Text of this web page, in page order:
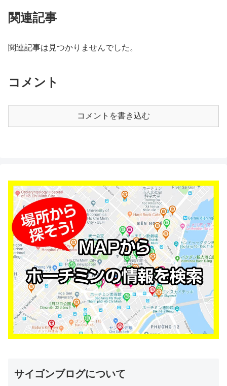
関連記事
関連記事は見つかりませんでした。
コメント
コメントを書き込む
サイゴンブログについて